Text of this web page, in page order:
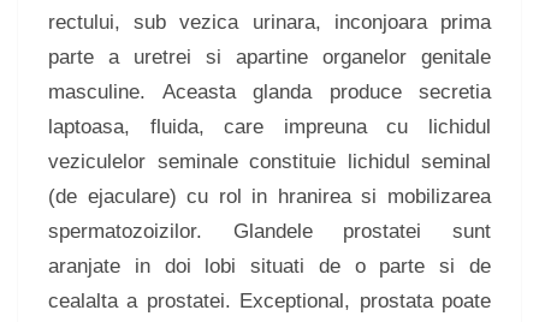
rectului, sub vezica urinara, inconjoara prima
parte a uretrei si apartine organelor genitale
masculine. Aceasta glanda produce secretia
laptoasa, fluida, care impreuna cu lichidul
veziculelor seminale constituie lichidul seminal
(de ejaculare) cu rol in hranirea si mobilizarea
spermatozoizilor. Glandele prostatei sunt
aranjate in doi lobi situati de o parte si de
cealalta a prostatei. Exceptional, prostata poate